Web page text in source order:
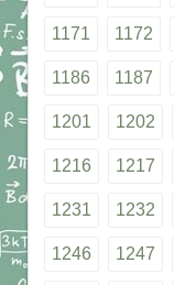
1171 1172
1186 1187
1201 1202
1216 1217
1231 1232
1246 1247